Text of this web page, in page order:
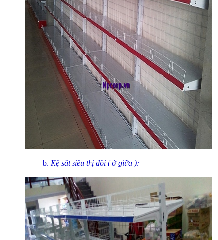
b, Kệ sắt siêu thị đôi ( ở giữa ):